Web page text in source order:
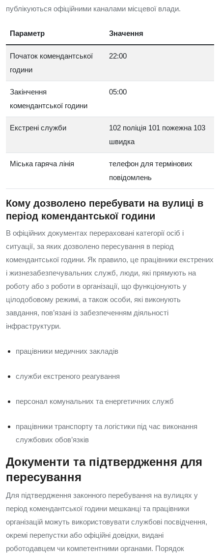
публікуються офіційними каналами місцевої влади.
Параметр Значення
Початок комендантської
години
22:00
Закінчення
комендантської години
05:00
Екстрені служби
102 поліція 101 пожежна 103
швидка
Міська гаряча лінія
телефон для термінових
повідомлень
Кому дозволено перебувати на вулиці в
період комендантської години
В офіційних документах перераховані категорії осіб і
ситуації, за яких дозволено пересування в період
комендантської години. Як правило, це працівники екстрених
і жизнезабезпечувальних служб, люди, які прямують на
роботу або з роботи в організації, що функціонують у
цілодобовому режимі, а також особи, які виконують
завдання, пов’язані із забезпеченням діяльності
інфраструктури.
працівники медичних закладів
служби екстреного реагування
персонал комунальних та енергетичних служб
працівники транспорту та логістики під час виконання
службових обов’язків
Документи та підтвердження для
пересування
Для підтвердження законного перебування на вулицях у
період комендантської години мешканці та працівники
організацій можуть використовувати службові посвідчення,
окремі перепустки або офіційні довідки, видані
роботодавцем чи компетентними органами. Порядок